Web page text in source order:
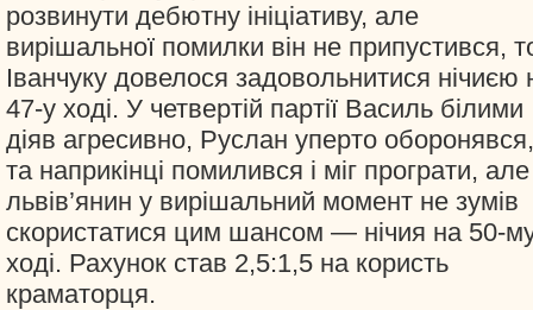
розвинути дебютну ініціативу, але
вирішальної помилки він не припустився,
Іванчуку довелося задовольнитися нічиєю
47-у ході. У четвертій партії Василь білими
діяв агресивно, Руслан уперто оборонявся,
та наприкінці помилився і міг програти, але
львів’янин у вирішальний момент не зумів
скористатися цим шансом — нічия на 50-
ході. Рахунок став 2,5:1,5 на користь
краматорця.